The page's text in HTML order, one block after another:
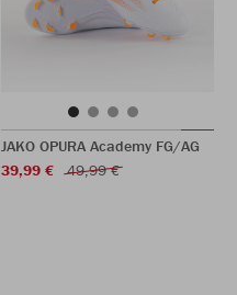
JAKO OPURA Academy FG/AG
39,99 €
49,99 €